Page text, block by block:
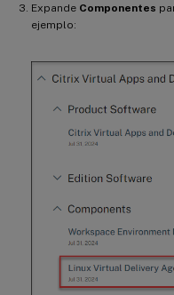
Expande Componentes
ejemplo: